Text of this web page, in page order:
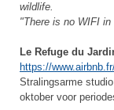
wildlife.
"There is no WIFI
Le Refuge du
https://
Stralingsarme
oktober voor